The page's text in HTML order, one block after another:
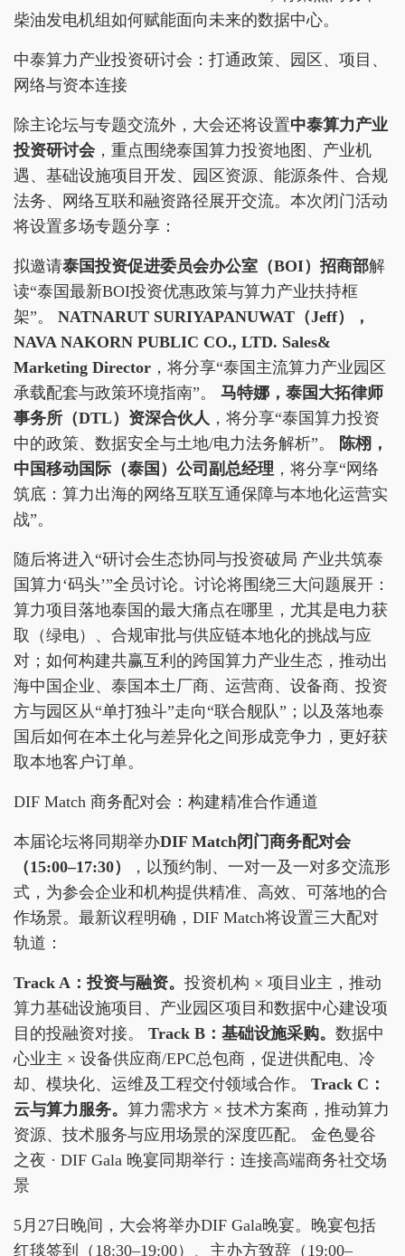
柴油发电机组如何赋能面向未来的数据中心。
中泰算力产业投资研讨会：打通政策、园区、项目、
网络与资本连接
除主论坛与专题交流外，大会还将设置中泰算力产业
投资研讨会，重点围绕泰国算力投资地图、产业机
遇、基础设施项目开发、园区资源、能源条件、合规
法务、网络互联和融资路径展开交流。本次闭门活动
将设置多场专题分享：
拟邀请泰国投资促进委员会办公室（BOI）招商部解
读“泰国最新BOI投资优惠政策与算力产业扶持框
架”。 NATNARUT SURIYAPANUWAT （Jeff），
NAVA NAKORN PUBLIC CO., LTD. Sales&
Marketing Director ，将分享“泰国主流算力产业园区
承载配套与政策环境指南”。 马特娜，泰国大拓律师
事务所（DTL）资深合伙人 ，将分享“泰国算力投资
中的政策、数据安全与土地/电力法务解析”。
陈栩，
中国移动国际（泰国）公司副总经理 ，将分享“网络
筑底：算力出海的网络互联互通保障与本地化运营实
战”。
随后将进入“研讨会生态协同与投资破局 产业共筑泰
国算力‘码头’”全员讨论。讨论将围绕三大问题展开：
算力项目落地泰国的最大痛点在哪里，尤其是电力获
取（绿电）、合规审批与供应链本地化的挑战与应
对；如何构建共赢互利的跨国算力产业生态，推动出
海中国企业、泰国本土厂商、运营商、设备商、投资
方与园区从“单打独斗”走向“联合舰队”；以及落地泰
国后如何在本土化与差异化之间形成竞争力，更好获
取本地客户订单。
DIF Match 商务配对会：构建精准合作通道
本届论坛将同期举办DIF Match闭门商务配对会
（15:00–17:30）
，以预约制、一对一及一对多交流形
式，为参会企业和机构提供精准、高效、可落地的合
作场景。最新议程明确，DIF Match将设置三大配对
轨道：
Track A ：投资与融资。 投资机构 × 项目业主，推动
算力基础设施项目、产业园区项目和数据中心建设项
目的投融资对接。 Track B ：基础设施采购。 数据中
心业主 × 设备供应商/EPC总包商，促进供配电、冷
却、模块化、运维及工程交付领域合作。 Track C ：
云与算力服务。 算力需求方 × 技术方案商，推动算力
资源、技术服务与应用场景的深度匹配。 金色曼谷
之夜 · DIF Gala 晚宴同期举行：连接高端商务社交场
景
5月27日晚间，大会将举办DIF Gala晚宴。晚宴包括
红毯签到（18:30–19:00）、主办方致辞（19:00–